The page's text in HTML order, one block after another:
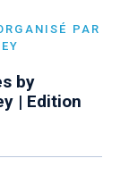
PAR
by
| Edition